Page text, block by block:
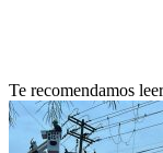
Te recomendamos